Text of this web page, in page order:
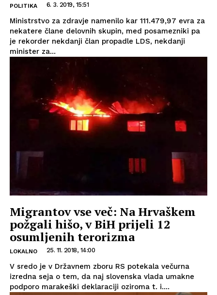
POLITIKA 6. 3. 2019, 15:51
Ministrstvo za zdravje namenilo kar 111.479,97 evra za
nekatere člane delovnih skupin, med posamezniki pa
je rekorder nekdanji član propadle LDS, nekdanji
minister za...
Migrantov vse več: Na Hrvaškem
požgali hišo, v BiH prijeli 12
osumljenih terorizma
LOKALNO 25. 11. 2018, 14:00
V sredo je v Državnem zboru RS potekala večurna
izredna seja o tem, da naj slovenska vlada umakne
podporo marakeški deklaraciji oziroma t. i....